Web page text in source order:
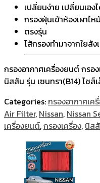
เปลี่ยนง่าย เปลี่ยนเอง
กรองฝุ่นเข้าห้องเผาไ
ตรงรุ่น
ไส้กรองทำมาจากใยสัง
กรองอากาศเครื่องยนต์ กรอ
นิสสัน รุ่น เซนทรา(B14) ไซส์
Categories:กรองอากาศเค
Air Filter, Nissan, Nissan
เครื่องยนต์,กรองเครื่อง, นิส